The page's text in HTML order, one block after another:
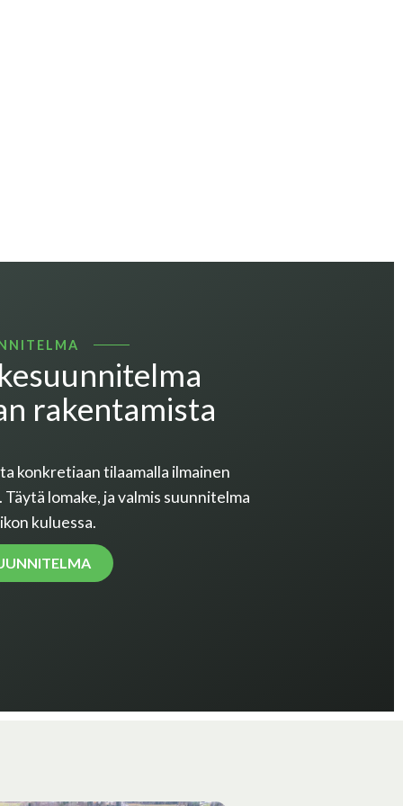
rakentamista
konkretiaan tilaamalla ilmainen
lomake, ja valmis suunnitelma
kuluessa.